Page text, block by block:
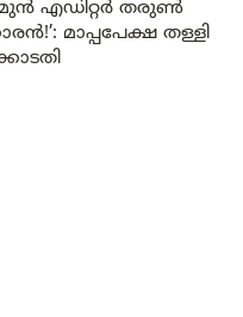
എഡിറ്റർ തരുൺ
മാപ്പപേക്ഷ തള്ളി